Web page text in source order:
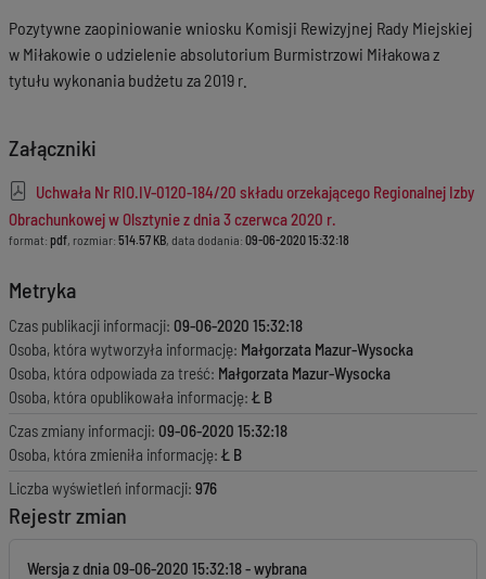
Pozytywne zaopiniowanie wniosku Komisji Rewizyjnej Rady Miejskiej
w Miłakowie o udzielenie absolutorium Burmistrzowi Miłakowa z
tytułu wykonania budżetu za 2019 r.
Załączniki
Uchwała Nr RIO.IV-0120-184/20 składu orzekającego Regionalnej Izby
Obrachunkowej w Olsztynie z dnia 3 czerwca 2020 r.
format: pdf, rozmiar: 514.57 KB, data dodania: 09-06-2020 15:32:18
Metryka
Czas publikacji informacji: 09-06-2020 15:32:18
Osoba, która wytworzyła informację: Małgorzata Mazur-Wysocka
Osoba, która odpowiada za treść: Małgorzata Mazur-Wysocka
Osoba, która opublikowała informację: Ł B
Czas zmiany informacji: 09-06-2020 15:32:18
Osoba, która zmieniła informację: Ł B
Liczba wyświetleń informacji: 976
Rejestr zmian
Wersja z dnia 09-06-2020 15:32:18